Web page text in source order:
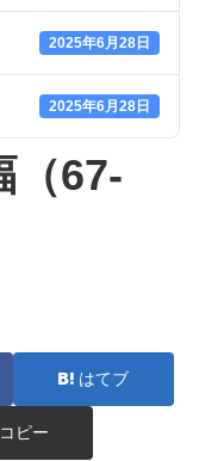
2025年6月28日
2025年6月28日
（67-
はてブ
コピー